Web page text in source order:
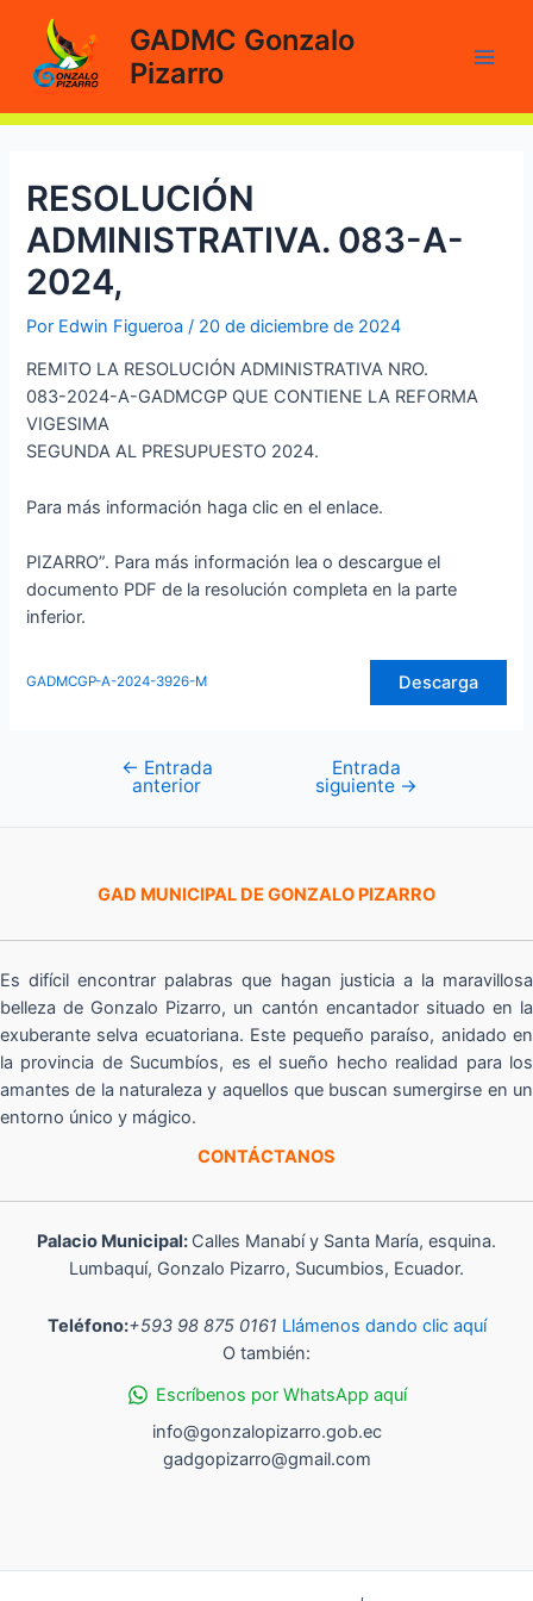
contenido
GADMC Gonzalo
Pizarro
RESOLUCIÓN
ADMINISTRATIVA. 083-A-
2024,
Por Edwin Figueroa/ 20 de diciembre de 2024
REMITO LA RESOLUCIÓN ADMINISTRATIVA NRO.
083-2024-A-GADMCGP QUE CONTIENE LA REFORMA
VIGESIMA
SEGUNDA AL PRESUPUESTO 2024.
Para más información haga clic en el enlace.
PIZARRO”. Para más información lea o descargue el
documento PDF de la resolución completa en la parte
inferior.
GADMCGP-A-2024-3926-M Descarga
Navegación
← Entrada
anterior
Entrada
siguiente →
GAD MUNICIPAL DE GONZALO PIZARRO
Es difícil encontrar palabras que hagan justicia a la maravillosa
belleza de Gonzalo Pizarro, un cantón encantador situado en la
exuberante selva ecuatoriana. Este pequeño paraíso, anidado en
la provincia de Sucumbíos, es el sueño hecho realidad para los
amantes de la naturaleza y aquellos que buscan sumergirse en un
entorno único y mágico.
CONTÁCTANOS
Palacio Municipal: Calles Manabí y Santa María, esquina.
Lumbaquí, Gonzalo Pizarro, Sucumbios, Ecuador.
Teléfono:+593 98 875 0161 Llámenos dando clic aquí
O también:
Escríbenos por WhatsApp aquí
info@gonzalopizarro.gob.ec
gadgopizarro@gmail.com